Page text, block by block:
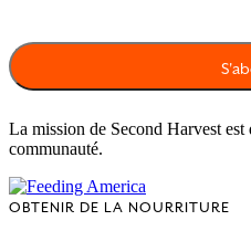
La mission de Second Harvest
communauté.
OBTENIR DE LA NOURRITURE